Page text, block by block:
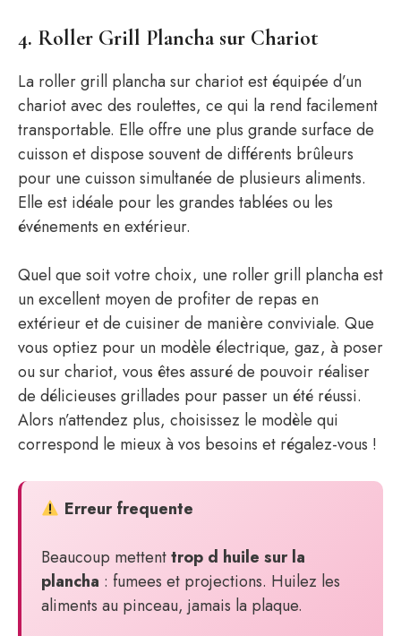
4. Roller Grill Plancha sur Chariot
La roller grill plancha sur chariot est équipée d’un
chariot avec des roulettes, ce qui la rend facilement
transportable. Elle offre une plus grande surface de
cuisson et dispose souvent de différents brûleurs
pour une cuisson simultanée de plusieurs aliments.
Elle est idéale pour les grandes tablées ou les
événements en extérieur.
Quel que soit votre choix, une roller grill plancha est
un excellent moyen de profiter de repas en
extérieur et de cuisiner de manière conviviale. Que
vous optiez pour un modèle électrique, gaz, à poser
ou sur chariot, vous êtes assuré de pouvoir réaliser
de délicieuses grillades pour passer un été réussi.
Alors n’attendez plus, choisissez le modèle qui
correspond le mieux à vos besoins et régalez-vous !
Erreur frequente
Beaucoup mettenttrop d huile sur la
plancha : fumees et projections. Huilez les
aliments au pinceau, jamais la plaque.